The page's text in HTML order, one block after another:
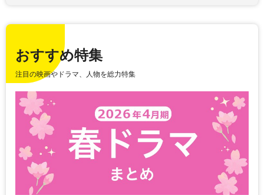
おすすめ特集
注目の映画やドラマ、人物を総力特集